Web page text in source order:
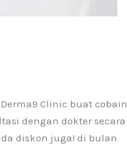
Clinic buat cobain
dengan dokter secara
diskon juga! di bulan